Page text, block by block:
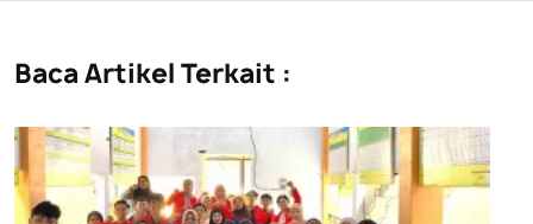
Baca Artikel Terkait :